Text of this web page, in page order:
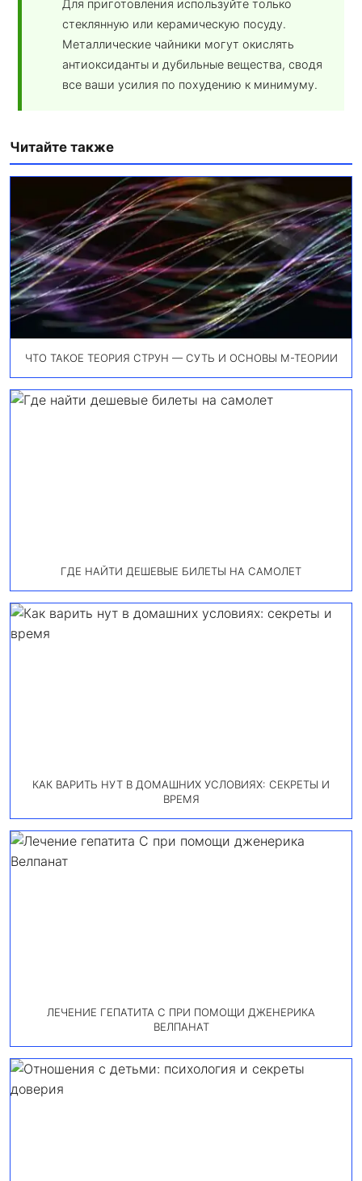
Для приготовления используйте только
стеклянную или керамическую посуду.
Металлические чайники могут окислять
антиоксиданты и дубильные вещества, сводя
все ваши усилия по похудению к минимуму.
Читайте также
ЧТО ТАКОЕ ТЕОРИЯ СТРУН — СУТЬ И ОСНОВЫ М-ТЕОРИИ
ГДЕ НАЙТИ ДЕШЕВЫЕ БИЛЕТЫ НА САМОЛЕТ
КАК ВАРИТЬ НУТ В ДОМАШНИХ УСЛОВИЯХ: СЕКРЕТЫ И
ВРЕМЯ
ЛЕЧЕНИЕ ГЕПАТИТА С ПРИ ПОМОЩИ ДЖЕНЕРИКА
ВЕЛПАНАТ